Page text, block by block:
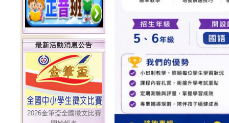
最新活動消息公告
2026金筆盃全國徵文比賽